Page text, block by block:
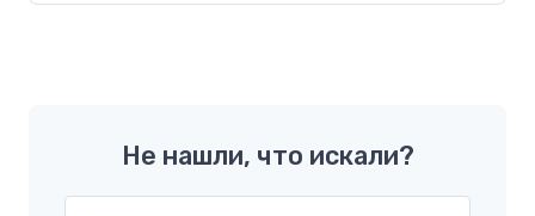
Не нашли, что искали?